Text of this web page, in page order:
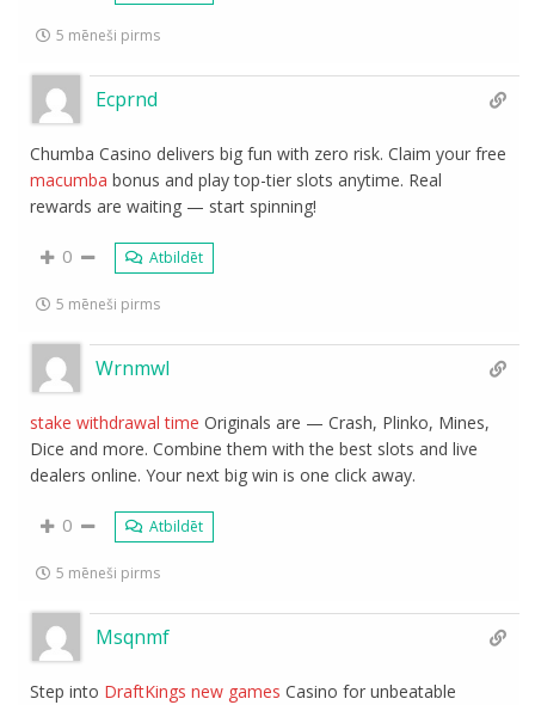
5 mēneši pirms
Ecprnd
Chumba Casino delivers big fun with zero risk. Claim your free
macumba bonus and play top-tier slots anytime. Real
rewards are waiting — start spinning!
0 Atbildēt
5 mēneši pirms
Wrnmwl
stake withdrawal time Originals are — Crash, Plinko, Mines,
Dice and more. Combine them with the best slots and live
dealers online. Your next big win is one click away.
0 Atbildēt
5 mēneši pirms
Msqnmf
Step into DraftKings new games Casino for unbeatable